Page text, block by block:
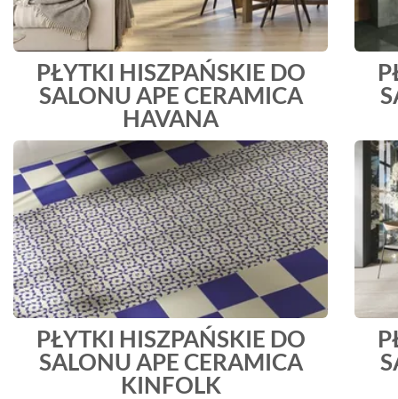
PŁYTKI HISZPAŃSKIE DO
SALONU APE CERAMICA
HAVANA
PŁYTKI HISZPAŃSKIE DO
SALONU APE CERAMICA
KINFOLK